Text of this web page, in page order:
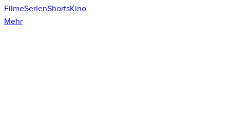
FilmeSerienShortsKino
Mehr